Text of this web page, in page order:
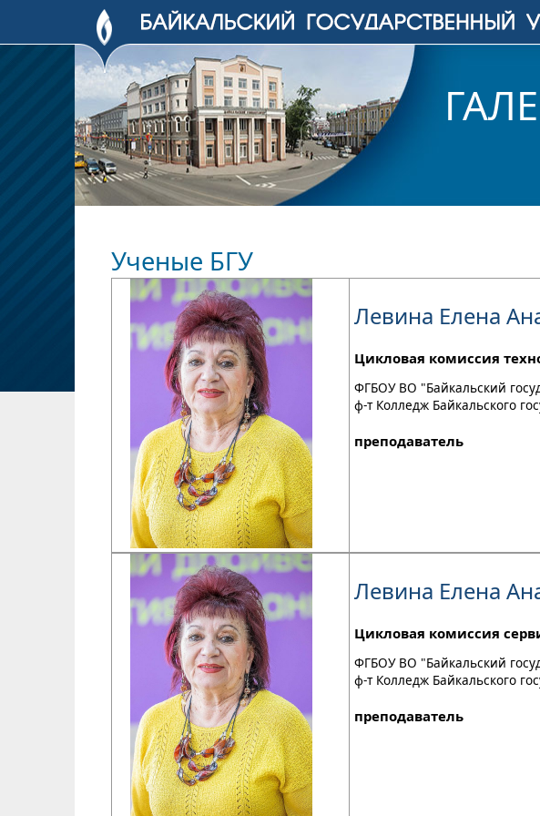
Ученые БГУ
Левина Елена
Цикловая комиссия
ФГБОУ ВО "Байкальский
ф-т Колледж Байкальского
преподаватель
Левина Елена
Цикловая комиссия
ФГБОУ ВО "Байкальский
ф-т Колледж Байкальского
преподаватель